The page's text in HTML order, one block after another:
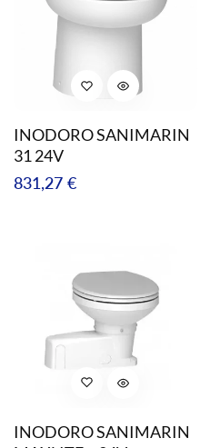
INODORO SANIMARIN
31 24V
Precio
831,27 €
INODORO SANIMARIN